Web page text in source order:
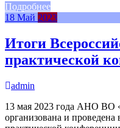
Подробнее
18 Май 2023
Итоги
практической
admin
13 мая 2023 года АНО ВО
организована и проведена